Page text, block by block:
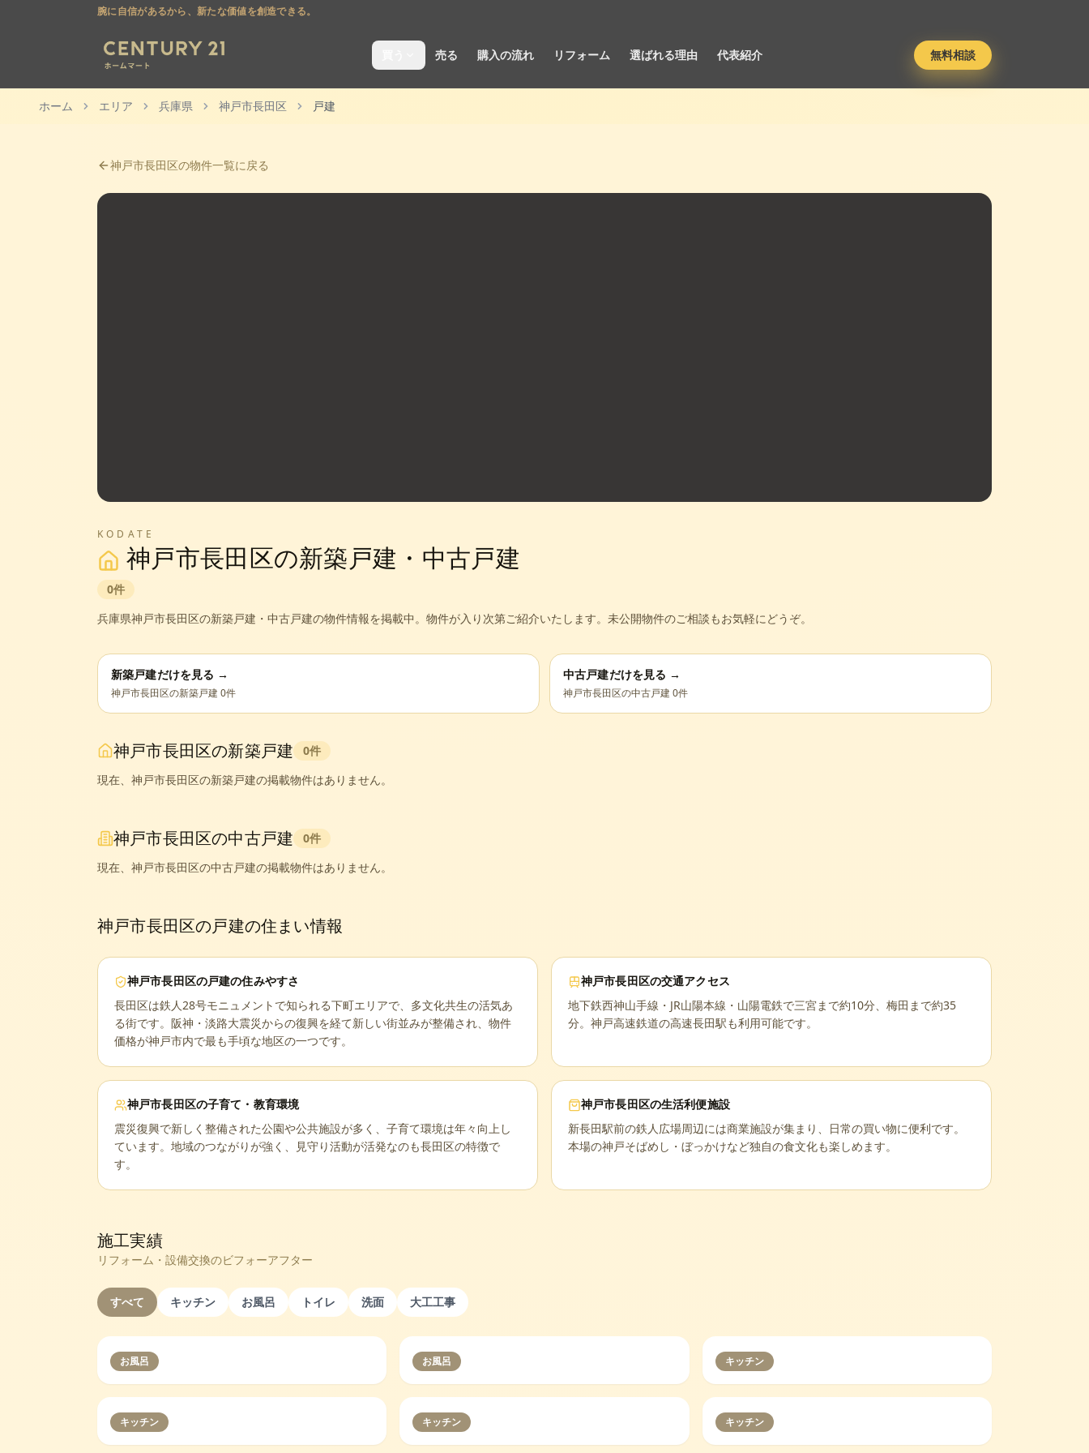
腕に自信があるから、新たな価値を創造できる。
売る 購入の流れ リフォーム 選ばれる理由 代表紹介 無料相談
ホーム エリア 兵庫県 神戸市長田区 戸建
神戸市長田区の物件一覧に戻る
KODATE
神戸市長田区の新築戸建・中古戸建
0件
兵庫県神戸市長田区の新築戸建・中古戸建の物件情報を掲載中。 物件が入り次第ご紹介いたします。未公開物件のご相談もお気軽にどうぞ。
新築戸建だけを見る →
神戸市長田区の新築戸建0件
中古戸建だけを見る →
神戸市長田区の中古戸建0件
神戸市長田区の新築戸建 0件
現在、 神戸市長田区の新築戸建の掲載物件はありません。
神戸市長田区の中古戸建 0件
現在、 神戸市長田区の中古戸建の掲載物件はありません。
神戸市長田区の戸建の住まい情報
神戸市長田区の戸建の住みやすさ
長田区は鉄人28号モニュメントで知られる下町エリアで、多文化共生の活気あ
る街です。阪神・淡路大震災からの復興を経て新しい街並みが整備され、物件
価格が神戸市内で最も手頃な地区の一つです。
神戸市長田区の交通アクセス
地下鉄西神山手線・JR山陽本線・山陽電鉄で三宮まで約10分、梅田まで約35
分。神戸高速鉄道の高速長田駅も利用可能です。
神戸市長田区の子育て・教育環境
震災復興で新しく整備された公園や公共施設が多く、子育て環境は年々向上し
ています。地域のつながりが強く、見守り活動が活発なのも長田区の特徴で
す。
神戸市長田区の生活利便施設
新長田駅前の鉄人広場周辺には商業施設が集まり、日常の買い物に便利です。
本場の神戸そばめし・ぼっかけなど独自の食文化も楽しめます。
施工実績
リフォーム・設備交換のビフォーアフター
すべて キッチン お風呂 トイレ 洗面 大工工事
お風呂 お風呂 キッチン
キッチン キッチン キッチン